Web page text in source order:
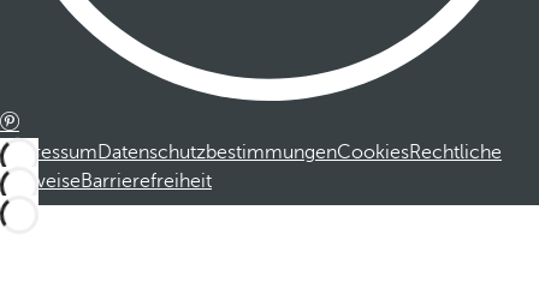
ImpressumDatenschutzbestimmungenCookiesRechtliche
HinweiseBarrierefreiheit